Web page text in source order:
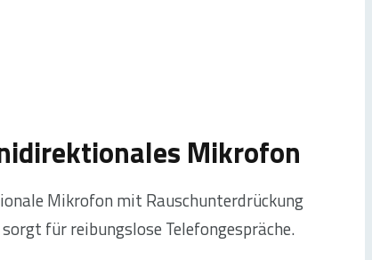
Mikrofon
Mikrofon mit Rauschunterdrückung
für reibungslose Telefongespräche.